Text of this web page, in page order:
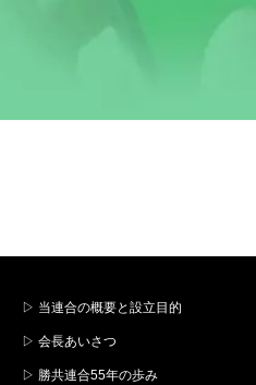
▷ 当連合の概要と設立目的
▷ 会長あいさつ
▷ 勝共連合55年の歩み